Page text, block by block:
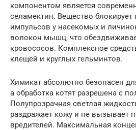
компонентом является
селамектин. Вещество блокирует
импульсов у насекомых и
волокон мышц, что
кровососов. Комплексное
клещей и круглых гельминтов.
Химикат абсолютно безопасен
а обработка котят разрешена с
Полупрозрачная светлая
раздражает кожу и не вызывает
вредителей. Максимальная